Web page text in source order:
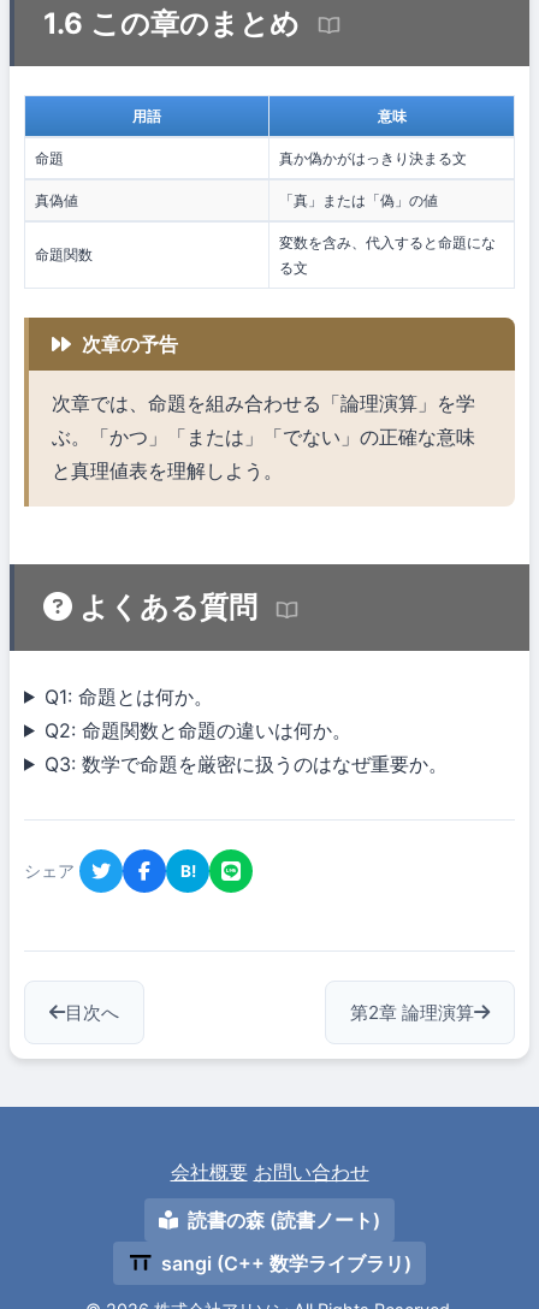
1.6 この章のまとめ
用語 意味
命題 真か偽かがはっきり決まる文
真偽値 「真」または「偽」の値
命題関数
変数を含み、代入すると命題にな
る文
次章の予告
次章では、命題を組み合わせる「論理演算」を学
ぶ。「かつ」「または」「でない」の正確な意味
と真理値表を理解しよう。
よくある質問
Q1: 命題とは何か。
Q2: 命題関数と命題の違いは何か。
Q3: 数学で命題を厳密に扱うのはなぜ重要か。
シェア B!
目次へ 第2章 論理演算
会社概要 お問い合わせ
読書の森 (読書ノート)
sangi (C++ 数学ライブラリ)